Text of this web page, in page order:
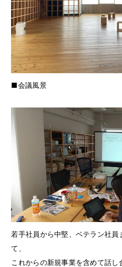
■会議風景
若手社員から中堅、ベテラン社員
て、
これからの新規事業を含めて話し